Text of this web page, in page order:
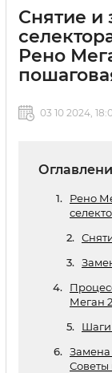
Снятие и
Рено
03 10 2024,
Рено
Меган
Шаги
Замена